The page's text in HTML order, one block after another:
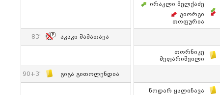
Ირაკლი Მელქაძე
Გიორგი
Თოფურია
83' Აკაკი Შამათავა
Თორნიკე
Მეფარიშვილი
90+3' Გიგა Გითოლენდია
Ნოდარ Ყალიჩავა